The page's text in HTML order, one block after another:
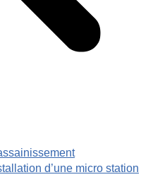
d’une micro station